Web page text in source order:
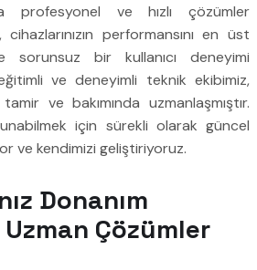
profesyonel ve hızlı çözümler
cihazlarınızın performansını en üst
sorunsuz bir kullanıcı deneyimi
ve deneyimli teknik ekibimiz,
ve bakımında uzmanlaşmıştır.
için sürekli olarak güncel
ve kendimizi geliştiriyoruz.
Donanım
Çözümler